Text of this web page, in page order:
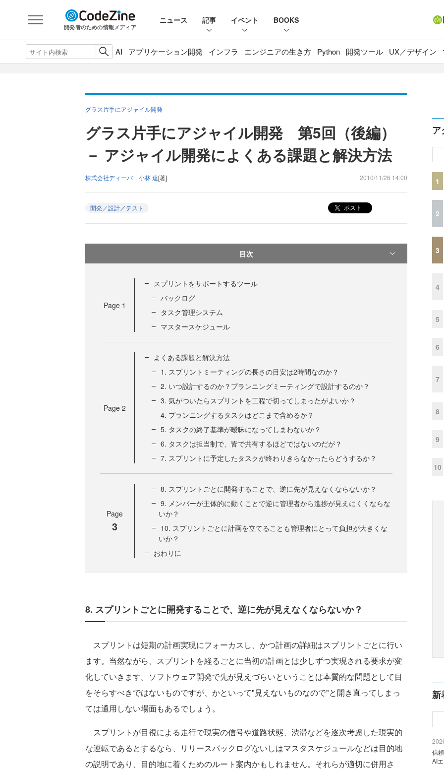
開発者のための情報メディア
ニュース 記事 イベント BOOKS
AI アプリケーション開発 インフラ エンジニアの生き方 Python 開発ツール UX／デザイン
グラス片手にアジャイル開発
グラス片手にアジャイル開発 第5回（後編）
－ アジャイル開発によくある課題と解決方法
株式会社ディーバ 小林 達[著] 2010/11/26 14:00
開発／設計／テスト ポスト
目次
Page 1
スプリントをサポートするツール
バックログ
タスク管理システム
マスタースケジュール
Page 2
よくある課題と解決方法
1. スプリントミーティングの長さの目安は2時間なのか？
2. いつ設計するのか？プランニングミーティングで設計するのか？
3. 気がついたらスプリントを工程で切ってしまったがよいか？
4. プランニングするタスクはどこまで含めるか？
5. タスクの終了基準が曖昧になってしまわないか？
6. タスクは担当制で、皆で共有するほどではないのだが？
7. スプリントに予定したタスクが終わりきらなかったらどうするか？
Page
3
8. スプリントごとに開発することで、逆に先が見えなくならないか？
9. メンバーが主体的に動くことで逆に管理者から進捗が見えにくくならな
いか？
10. スプリントごとに計画を立てることも管理者にとって負担が大きくな
いか？
おわりに
8. スプリントごとに開発することで、逆に先が見えなくならないか？
スプリントは短期の計画実現にフォーカスし、かつ計画の詳細はスプリントごとに行い
ます。当然ながら、スプリントを経るごとに当初の計画とは少しずつ実現される要求が変
化していきます。ソフトウェア開発で先が見えづらいということは本質的な問題として目
をそらすべきではないものですが、かといって"見えないものなので"と開き直ってしまっ
ては通用しない場面もあるでしょう。
スプリントが目視による走行で現実の信号や道路状態、渋滞などを逐次考慮した現実的
な運転であるとするなら、リリースバックログないしはマスタスケジュールなどは目的地
の説明であり、目的地に着くためのルート案内かもしれません。それらが適切に併用さ
ア
1
2
3
4
5
6
7
8
9
10
新
信
AI